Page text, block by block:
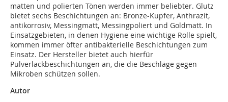
matten und polierten Tönen werden immer beliebter. Glutz
bietet sechs Beschich­tungen an: Bronze-Kupfer, Anthrazit,
antikorrosiv, Messingmatt, Messingpoliert und Goldmatt. In
Einsatzgebieten, in denen Hygiene eine wichtige Rolle spielt,
kommen immer öfter antibakterielle Beschichtungen zum
Einsatz. Der Hersteller bietet auch hierfür
Pulverlackbeschichtungen an, die die Beschläge gegen
Mikroben schützen sollen.
Autor